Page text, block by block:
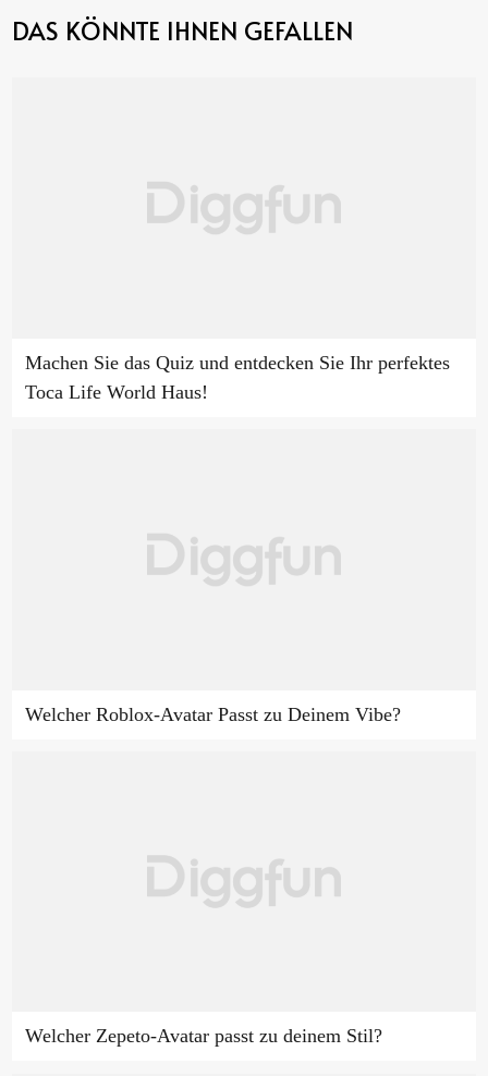
DAS KÖNNTE IHNEN GEFALLEN
Machen Sie das Quiz und entdecken Sie Ihr perfektes
Toca Life World Haus!
Welcher Roblox-Avatar Passt zu Deinem Vibe?
Welcher Zepeto-Avatar passt zu deinem Stil?